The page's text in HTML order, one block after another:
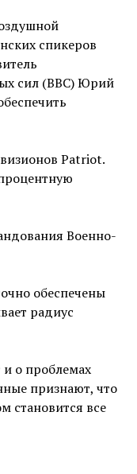
спикеров
сил (ВВС) Юрий
Patriot.
Военно-
обеспечены
радиус
и о проблемах
признают, что
становится все